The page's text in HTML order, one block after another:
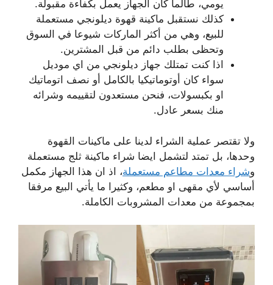
يومي، طالما كان الجهاز يعمل بكفاءة مقبولة.
كذلك نستقبل ماكينة قهوة ديلونجي مستعملة
للبيع، وهي من أكثر الماركات شيوعا في السوق
وتحظى بطلب دائم من قبل المشترين.
اذا كنت تمتلك جهاز ديلونجي من اي موديل
سواء كان أوتوماتيكيا بالكامل أو نصف اتوماتيك
او بكبسولات، فنحن مستعدون لتقييمه وشرائه
منك بسعر عادل.
ولا تقتصر عملية الشراء لدينا على ماكينات القهوة
وحدها، بل تمتد لتشمل ايضا شراء ماكينة ثلج مستعملة
وشراء معدات مطاعم مستعملة، اذ ان هذا الجهاز مكمل
أساسي لأي مقهى او مطعم، وكثيرا ما يأتي البيع مرفقا
بمجموعة من معدات المشروبات الكاملة.